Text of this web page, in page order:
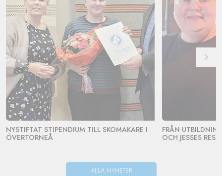
NYSTIFTAT STIPENDIUM TILL SKOMAKARE I
ÖVERTORNEÅ
FRÅN
OCH JESSES RESA.
ALLA NYHETER